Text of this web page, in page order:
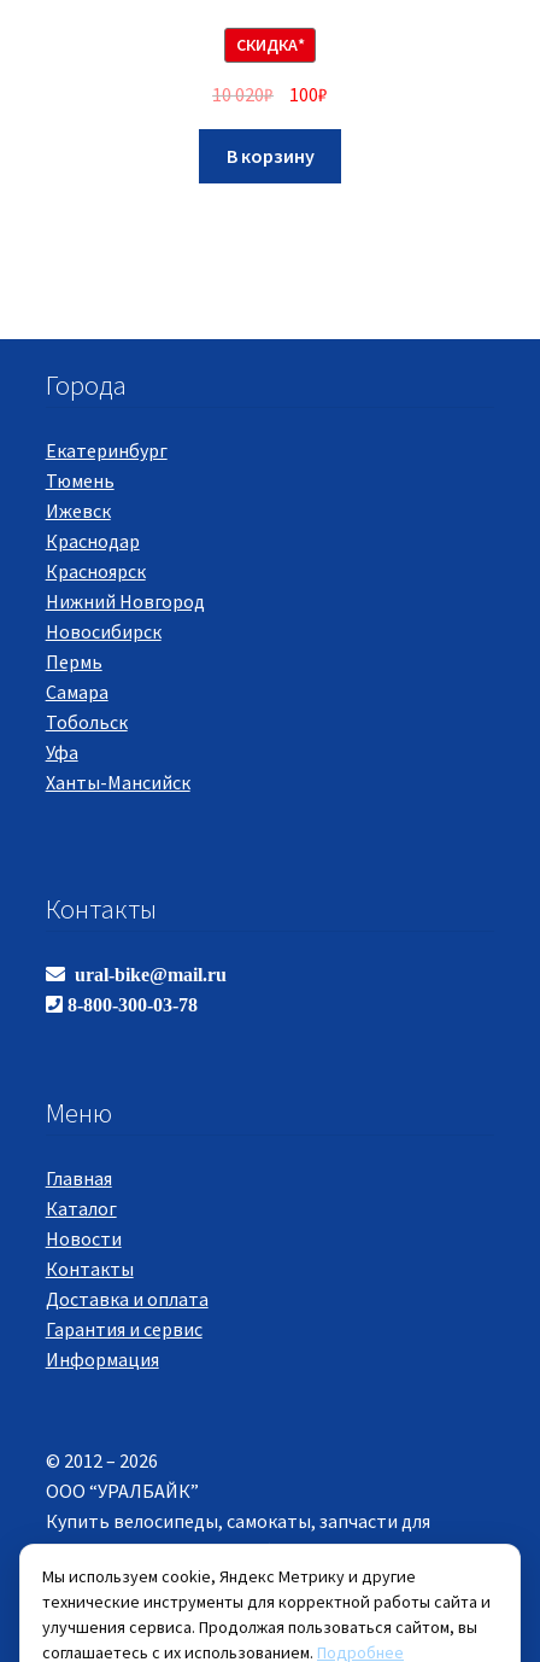
СКИДКА*
10 020₽ 100₽
В корзину
Города
Екатеринбург
Тюмень
Ижевск
Краснодар
Красноярск
Нижний Новгород
Новосибирск
Пермь
Самара
Тобольск
Уфа
Ханты-Мансийск
Контакты
ural-bike@mail.ru
8-800-300-03-78
Меню
Главная
Каталог
Новости
Контакты
Доставка и оплата
Гарантия и сервис
Информация
© 2012 – 2026
ООО “УРАЛБАЙК”
Купить велосипеды, самокаты, запчасти для
велосипедов в Екатеринбурге. Все права
защищены.
Цены указанные на сайте действуют при
Мы используем cookie, Яндекс Метрику и другие
технические инструменты для корректной работы сайта и
улучшения сервиса. Продолжая пользоваться сайтом, вы
соглашаетесь с их использованием. Подробнее